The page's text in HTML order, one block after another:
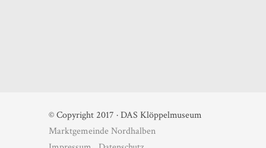
© Copyright 2017 · DAS Klöppelmuseum
Marktgemeinde Nordhalben